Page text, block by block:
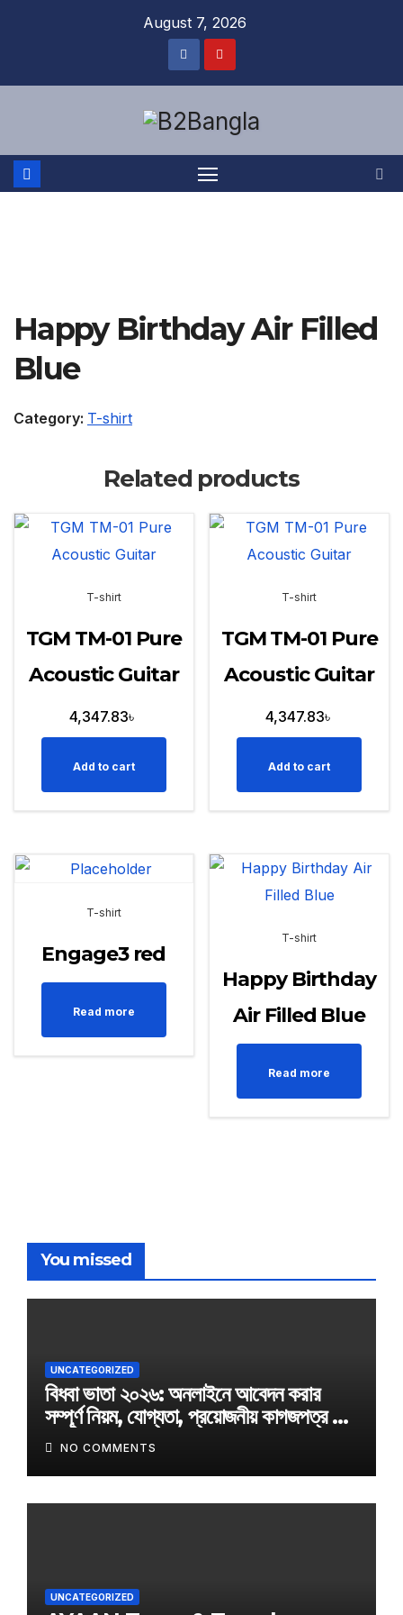
August 7, 2026
Happy Birthday Air Filled
Blue
Category: T-shirt
Related products
T-shirt
TGM TM-01 Pure
Acoustic Guitar
4,347.83৳
Add to cart
T-shirt
TGM TM-01 Pure
Acoustic Guitar
4,347.83৳
Add to cart
T-shirt
Engage3 red
Read more
T-shirt
Happy Birthday
Air Filled Blue
Read more
You missed
UNCATEGORIZED
বিধবা ভাতা ২০২৬: অনলাইনে আবেদন করার
সম্পূর্ণ নিয়ম, যোগ্যতা, প্রয়োজনীয় কাগজপত্র ও
অফিসিয়াল আবেদন লিংক
NO COMMENTS
UNCATEGORIZED